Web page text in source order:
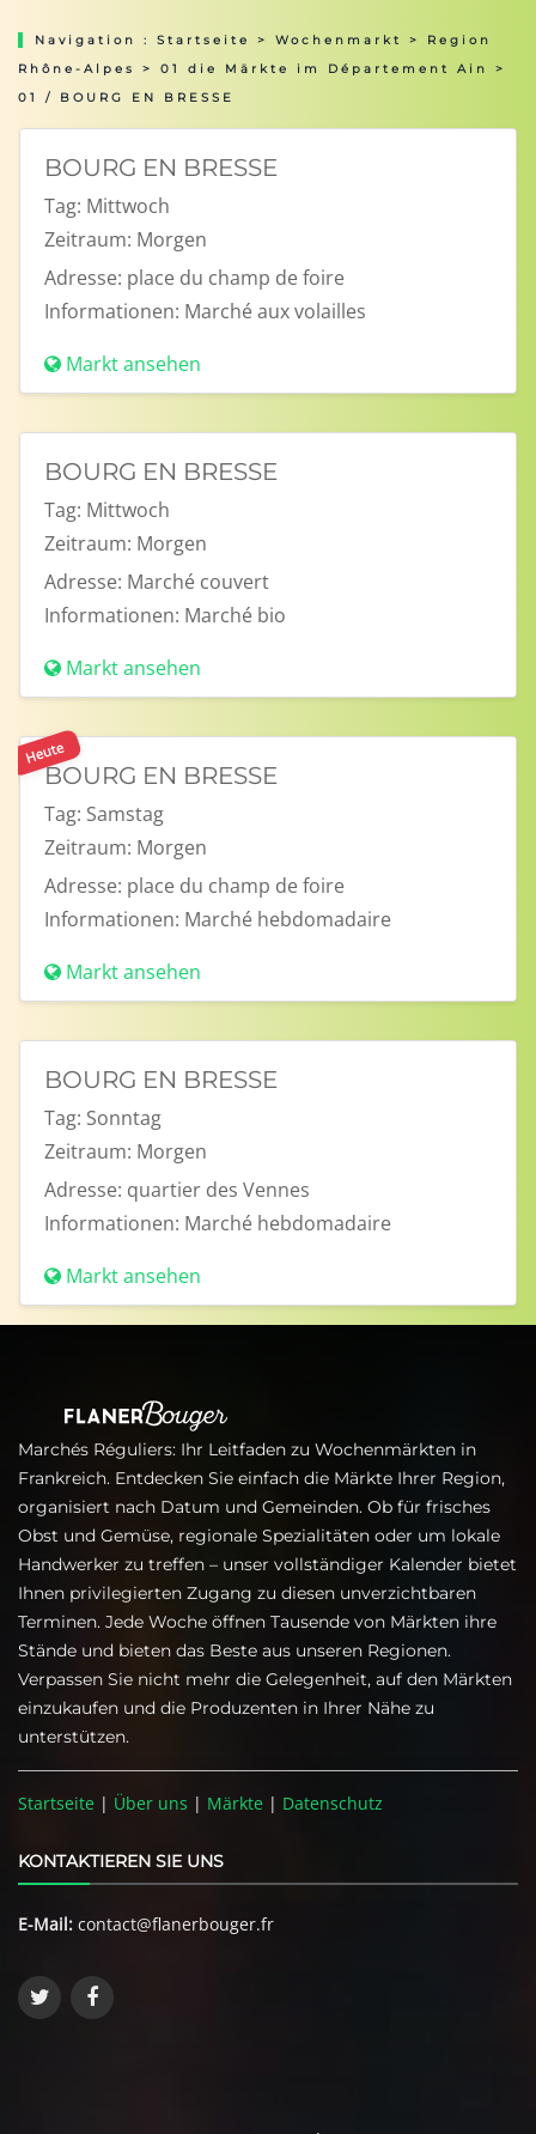
Navigation : Startseite > Wochenmarkt > Region
Rhône-Alpes
> 01 die Märkte im Département Ain
>
01 / BOURG EN BRESSE
BOURG EN BRESSE
Tag: Mittwoch
Zeitraum: Morgen
Adresse: place du champ de foire
Informationen: Marché aux volailles
Markt ansehen
BOURG EN BRESSE
Tag: Mittwoch
Zeitraum: Morgen
Adresse: Marché couvert
Informationen: Marché bio
Markt ansehen
Heute
BOURG EN BRESSE
Tag: Samstag
Zeitraum: Morgen
Adresse: place du champ de foire
Informationen: Marché hebdomadaire
Markt ansehen
BOURG EN BRESSE
Tag: Sonntag
Zeitraum: Morgen
Adresse: quartier des Vennes
Informationen: Marché hebdomadaire
Markt ansehen
Marchés Réguliers: Ihr Leitfaden zu Wochenmärkten in
Frankreich. Entdecken Sie einfach die Märkte Ihrer Region,
organisiert nach Datum und Gemeinden. Ob für frisches
Obst und Gemüse, regionale Spezialitäten oder um lokale
Handwerker zu treffen – unser vollständiger Kalender bietet
Ihnen privilegierten Zugang zu diesen unverzichtbaren
Terminen. Jede Woche öffnen Tausende von Märkten ihre
Stände und bieten das Beste aus unseren Regionen.
Verpassen Sie nicht mehr die Gelegenheit, auf den Märkten
einzukaufen und die Produzenten in Ihrer Nähe zu
unterstützen.
Startseite | Über uns | Märkte | Datenschutz
KONTAKTIEREN SIE UNS
E-Mail: contact@flanerbouger.fr